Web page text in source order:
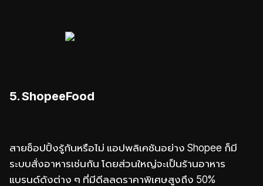
5. ShopeeFood
สายช็อปปิ้งรู้กันหรือไม่ แอปพลิเคชันอย่าง Shopee ก็มี
ระบบสั่งอาหารเช่นกัน โดยส่วนใหญ่จะเป็นร้านอาหาร
แบรนด์ดังต่าง ๆ ที่มีดีลลดราคาพิเศษสูงถึง 50%